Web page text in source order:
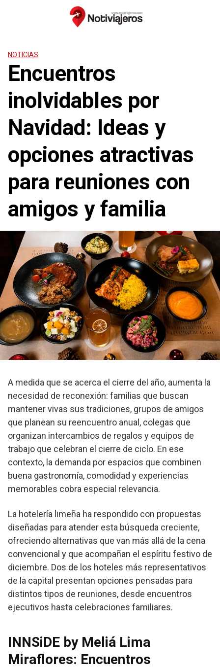
NOTICIAS
Encuentros
inolvidables por
Navidad: Ideas y
opciones atractivas
para reuniones con
amigos y familia
A medida que se acerca el cierre del año, aumenta la
necesidad de reconexión: familias que buscan
mantener vivas sus tradiciones, grupos de amigos
que planean su reencuentro anual, colegas que
organizan intercambios de regalos y equipos de
trabajo que celebran el cierre de ciclo. En ese
contexto, la demanda por espacios que combinen
buena gastronomía, comodidad y experiencias
memorables cobra especial relevancia.
La hotelería limeña ha respondido con propuestas
diseñadas para atender esta búsqueda creciente,
ofreciendo alternativas que van más allá de la cena
convencional y que acompañan el espíritu festivo de
diciembre. Dos de los hoteles más representativos
de la capital presentan opciones pensadas para
distintos tipos de reuniones, desde encuentros
ejecutivos hasta celebraciones familiares.
INNSiDE by Meliá Lima
Miraflores: Encuentros